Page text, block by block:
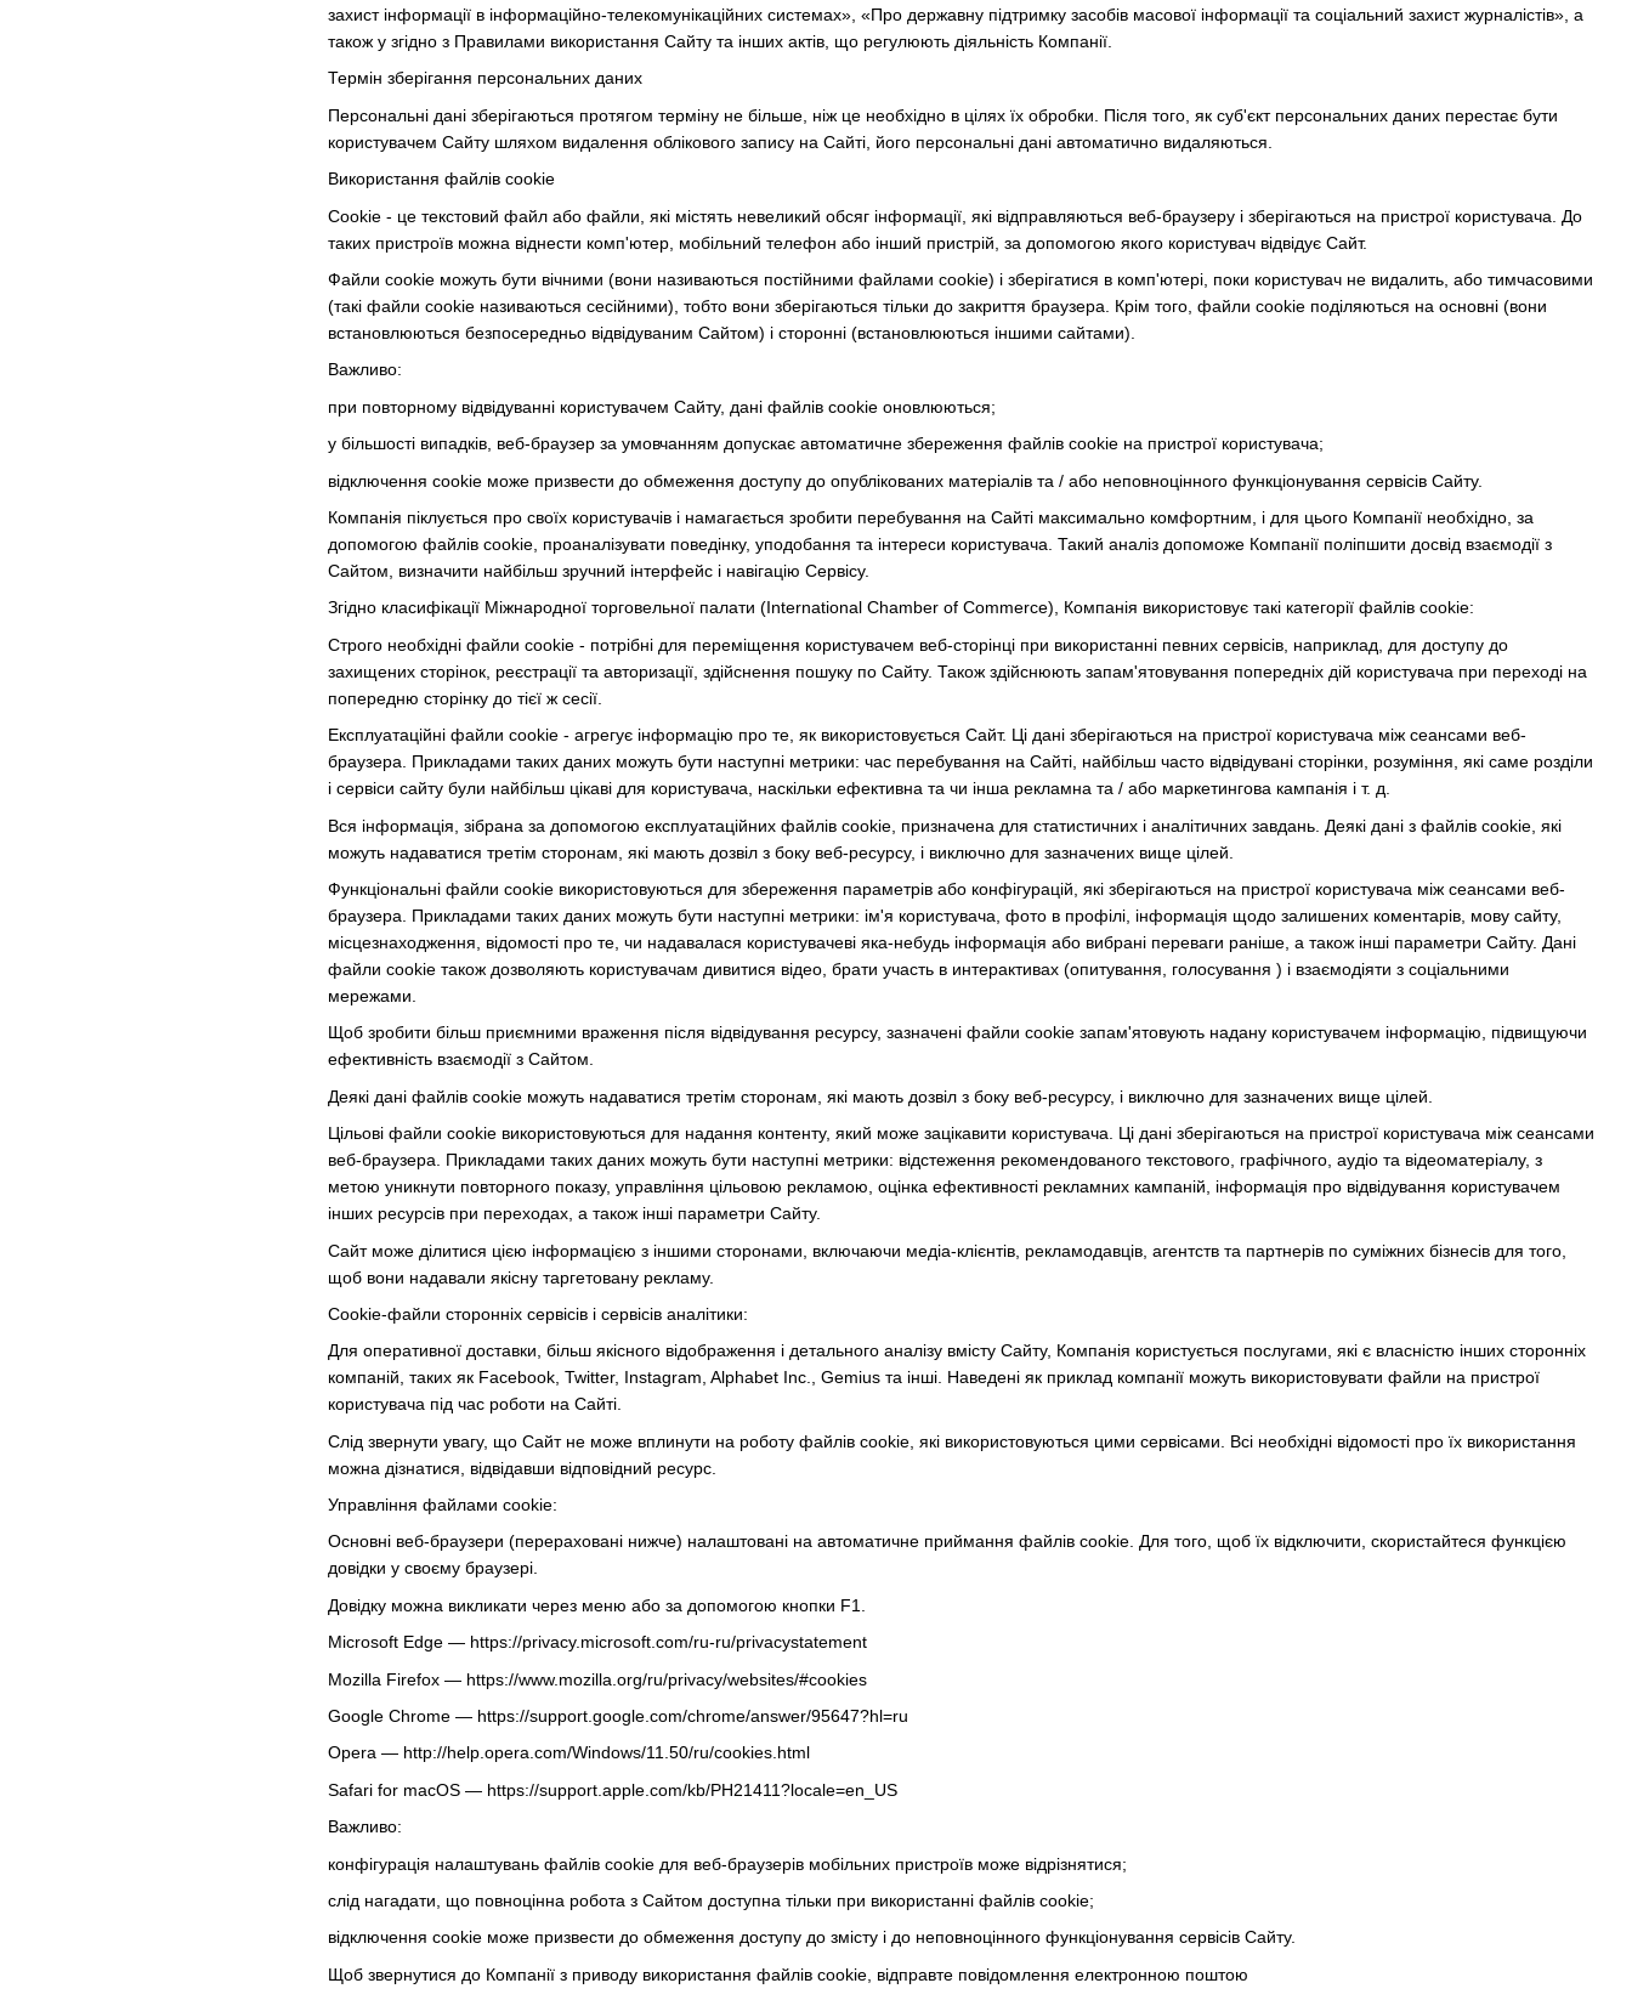
захист інформації в інформаційно-телекомунікаційних системах», «Про державну підтримку засобів масової інформації та соціальний захист журналістів», а
також у згідно з Правилами використання Сайту та інших актів, що регулюють діяльність Компанії.
Термін зберігання персональних даних
Персональні дані зберігаються протягом терміну не більше, ніж це необхідно в цілях їх обробки. Після того, як суб'єкт персональних даних перестає бути
користувачем Сайту шляхом видалення облікового запису на Сайті, його персональні дані автоматично видаляються.
Використання файлів cookie
Cookie - це текстовий файл або файли, які містять невеликий обсяг інформації, які відправляються веб-браузеру і зберігаються на пристрої користувача. До
таких пристроїв можна віднести комп'ютер, мобільний телефон або інший пристрій, за допомогою якого користувач відвідує Сайт.
Файли cookie можуть бути вічними (вони називаються постійними файлами cookie) і зберігатися в комп'ютері, поки користувач не видалить, або тимчасовими
(такі файли cookie називаються сесійними), тобто вони зберігаються тільки до закриття браузера. Крім того, файли cookie поділяються на основні (вони
встановлюються безпосередньо відвідуваним Сайтом) і сторонні (встановлюються іншими сайтами).
Важливо:
при повторному відвідуванні користувачем Сайту, дані файлів cookie оновлюються;
у більшості випадків, веб-браузер за умовчанням допускає автоматичне збереження файлів cookie на пристрої користувача;
відключення cookie може призвести до обмеження доступу до опублікованих матеріалів та / або неповноцінного функціонування сервісів Сайту.
Компанія піклується про своїх користувачів і намагається зробити перебування на Сайті максимально комфортним, і для цього Компанії необхідно, за
допомогою файлів cookie, проаналізувати поведінку, уподобання та інтереси користувача. Такий аналіз допоможе Компанії поліпшити досвід взаємодії з
Сайтом, визначити найбільш зручний інтерфейс і навігацію Сервісу.
Згідно класифікації Міжнародної торговельної палати (International Chamber of Commerce), Компанія використовує такі категорії файлів cookie:
Строго необхідні файли cookie - потрібні для переміщення користувачем веб-сторінці при використанні певних сервісів, наприклад, для доступу до
захищених сторінок, реєстрації та авторизації, здійснення пошуку по Сайту. Також здійснюють запам'ятовування попередніх дій користувача при переході на
попередню сторінку до тієї ж сесії.
Експлуатаційні файли cookie - агрегує інформацію про те, як використовується Сайт. Ці дані зберігаються на пристрої користувача між сеансами веб-
браузера. Прикладами таких даних можуть бути наступні метрики: час перебування на Сайті, найбільш часто відвідувані сторінки, розуміння, які саме розділи
і сервіси сайту були найбільш цікаві для користувача, наскільки ефективна та чи інша рекламна та / або маркетингова кампанія і т. д.
Вся інформація, зібрана за допомогою експлуатаційних файлів cookie, призначена для статистичних і аналітичних завдань. Деякі дані з файлів cookie, які
можуть надаватися третім сторонам, які мають дозвіл з боку веб-ресурсу, і виключно для зазначених вище цілей.
Функціональні файли cookie використовуються для збереження параметрів або конфігурацій, які зберігаються на пристрої користувача між сеансами веб-
браузера. Прикладами таких даних можуть бути наступні метрики: ім'я користувача, фото в профілі, інформація щодо залишених коментарів, мову сайту,
місцезнаходження, відомості про те, чи надавалася користувачеві яка-небудь інформація або вибрані переваги раніше, а також інші параметри Сайту. Дані
файли cookie також дозволяють користувачам дивитися відео, брати участь в интерактивах (опитування, голосування ) і взаємодіяти з соціальними
мережами.
Щоб зробити більш приємними враження після відвідування ресурсу, зазначені файли cookie запам'ятовують надану користувачем інформацію, підвищуючи
ефективність взаємодії з Сайтом.
Деякі дані файлів cookie можуть надаватися третім сторонам, які мають дозвіл з боку веб-ресурсу, і виключно для зазначених вище цілей.
Цільові файли cookie використовуються для надання контенту, який може зацікавити користувача. Ці дані зберігаються на пристрої користувача між сеансами
веб-браузера. Прикладами таких даних можуть бути наступні метрики: відстеження рекомендованого текстового, графічного, аудіо та відеоматеріалу, з
метою уникнути повторного показу, управління цільовою рекламою, оцінка ефективності рекламних кампаній, інформація про відвідування користувачем
інших ресурсів при переходах, а також інші параметри Сайту.
Сайт може ділитися цією інформацією з іншими сторонами, включаючи медіа-клієнтів, рекламодавців, агентств та партнерів по суміжних бізнесів для того,
щоб вони надавали якісну таргетовану рекламу.
Cookie-файли сторонніх сервісів і сервісів аналітики:
Для оперативної доставки, більш якісного відображення і детального аналізу вмісту Сайту, Компанія користується послугами, які є власністю інших сторонніх
компаній, таких як Facebook, Twitter, Instagram, Alphabet Inc., Gemius та інші. Наведені як приклад компанії можуть використовувати файли на пристрої
користувача під час роботи на Сайті.
Слід звернути увагу, що Сайт не може вплинути на роботу файлів cookie, які використовуються цими сервісами. Всі необхідні відомості про їх використання
можна дізнатися, відвідавши відповідний ресурс.
Управління файлами cookie:
Основні веб-браузери (перераховані нижче) налаштовані на автоматичне приймання файлів cookie. Для того, щоб їх відключити, скористайтеся функцією
довідки у своєму браузері.
Довідку можна викликати через меню або за допомогою кнопки F1.
Microsoft Edge — https://privacy.microsoft.com/ru-ru/privacystatement
Mozilla Firefox — https://www.mozilla.org/ru/privacy/websites/#cookies
Google Chrome — https://support.google.com/chrome/answer/95647?hl=ru
Opera — http://help.opera.com/Windows/11.50/ru/cookies.html
Safari for macOS — https://support.apple.com/kb/PH21411?locale=en_US
Важливо:
конфігурація налаштувань файлів cookie для веб-браузерів мобільних пристроїв може відрізнятися;
слід нагадати, що повноцінна робота з Сайтом доступна тільки при використанні файлів cookie;
відключення cookie може призвести до обмеження доступу до змісту і до неповноцінного функціонування сервісів Сайту.
Щоб звернутися до Компанії з приводу використання файлів cookie, відправте повідомлення електронною поштою